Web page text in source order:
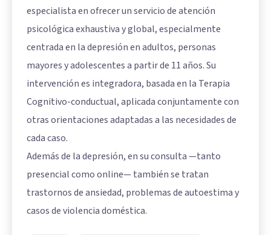
especialista en ofrecer un servicio de atención
psicológica exhaustiva y global, especialmente
centrada en la depresión en adultos, personas
mayores y adolescentes a partir de 11 años. Su
intervención es integradora, basada en la Terapia
Cognitivo-conductual, aplicada conjuntamente con
otras orientaciones adaptadas a las necesidades de
cada caso.
Además de la depresión, en su consulta —tanto
presencial como online— también se tratan
trastornos de ansiedad, problemas de autoestima y
casos de violencia doméstica.